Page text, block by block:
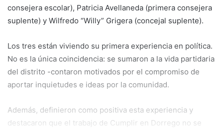
consejera escolar), Patricia Avellaneda (primera consejera
suplente) y Wilfredo “Willy” Grigera (concejal suplente).
Los tres están viviendo su primera experiencia en política.
No es la única coincidencia: se sumaron a la vida partidaria
del distrito -contaron motivados por el compromiso de
aportar inquietudes e ideas por la comunidad.
Además, definieron como positiva esta experiencia y
destacaron que el trabajo de Cumplir en Dorrego no se